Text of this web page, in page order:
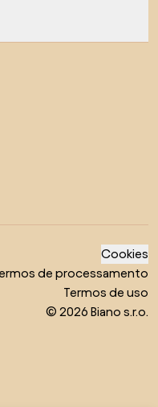
Cookies
de processamento
Termos de uso
© 2026 Biano s.r.o.